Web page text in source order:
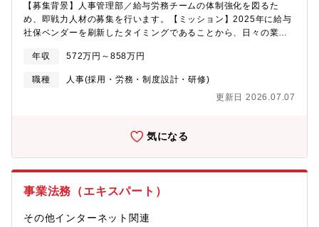
にキャッチアップいただけるようフォローしますので、ご安心く
ださい。■キャリアパスについて課長候補としてご入社いただき、
まずは事業担当としてのご経験を積んでいただきます。その後、
ミュニケーション等を通じ、半年～数年以内で課長ポジション昇
格を目指していただきます。ゆくゆくは、部長のポジションを目
部門との円滑なコミュニケーションを通じて、組織全体のパフォ
ーマンス最大化に貢献していただくことを期待しています。【求
める人物像】組織の成長と変革を人事制度の側面から力強く推進
したいという意欲を持つ方を歓迎します。論理的思考力と高度な
のある制度へと具現化できる方を求めています。特に、多様な部
門や立場の人々と円滑なコミュニケーションを図り、高い調整力
キルを積極的に習得し、常に自身の専門性を高めていく向上心を
らす影響を深く理解し、社員一人ひとりの成長とエンゲージメン
ト向上に貢献したいという情熱を持つ方と共に、より良い組織づ
くりを目指したいと考えています。【期待する役割】多様な事業
を行っているCCCグループの人事制度の設計や運用を通じて、自
らの手で人と組織全体の変革を生み出していくプロセスに深くか
【募集背景】人事管理部／給与労務チームの体制強化を図るた
め、即戦力人材の募集を行います。【ミッション】2025年に給与
社保ベンダーを刷新したタイミングであることから、日々の業務
の一員として従業員へのサービス向上策の立案にも積極的に取り
組んでいただきます。【業務内容】給与労務（給与社保）の実務
担当者として、以下の業務を中心に幅広くご対応いただきます。■
月次の給与計算、社会保険手続き、一部入退社対応などの労務業
かる業務■店舗および従業員からの問い合わせ対応■就業規則改
【求める人物像】CCC給与労務チームで対応する人数は、社員と
給与労務計算をされれていた方はもちろんのこと、中小規模の企
年収 572万円～858万円
職種
人事(採用・労務・制度設計・研修)
更新日 2026.07.07
気になる
事業法務（エキスパート）
その他インターネット関連